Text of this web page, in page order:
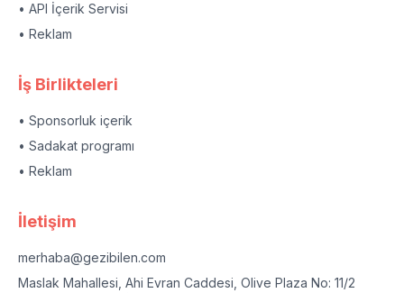
• API İçerik Servisi
• Reklam
İş Birlikteleri
• Sponsorluk içerik
• Sadakat programı
• Reklam
İletişim
merhaba@gezibilen.com
Maslak Mahallesi, Ahi Evran Caddesi, Olive Plaza No: 11/2